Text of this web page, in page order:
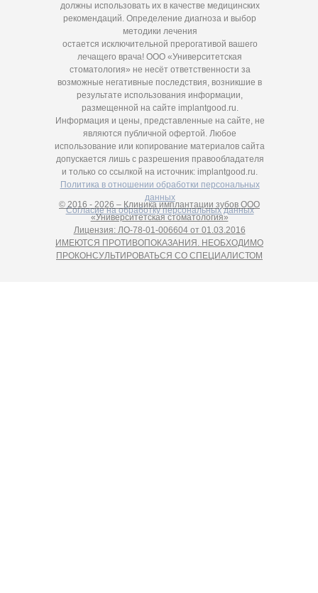
должны использовать их в качестве медицинских
рекомендаций. Определение диагноза и выбор
методики лечения
остается исключительной прерогативой вашего
лечащего врача! ООО «Университетская
стоматология» не несёт ответственности за
возможные негативные последствия, возникшие в
результате использования информации,
размещенной на сайте implantgood.ru.
Информация и цены, представленные на сайте, не
являются публичной офертой. Любое
использование или копирование материалов сайта
допускается лишь с разрешения правообладателя
и только со ссылкой на источник: implantgood.ru.
Политика в отношении обработки персональных
данных
Согласие на обработку персональных данных
© 2016 - 2026 – Клиника имплантации зубов ООО
«Университетская стоматология»
Лицензия: ЛО-78-01-006604 от 01.03.2016
ИМЕЮТСЯ ПРОТИВОПОКАЗАНИЯ. НЕОБХОДИМО
ПРОКОНСУЛЬТИРОВАТЬСЯ СО СПЕЦИАЛИСТОМ